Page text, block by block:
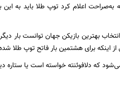
به‌صراحت اعلام کرد توپ طلا باید به
بهترین بازیکن جهان توانست بار
از اینکه برای هشتمین بار فاتح توپ
که دلافوئنته خواسته است یا ستاره